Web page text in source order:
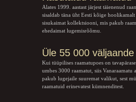
Alates 1999. aastast järjest täienenud
sisaldab täna üht Eesti kõige hoolikamalt
sisukaimat kollektsiooni, mis pakub
ehedaimat lugemisrõõmu.
Üle 55 000 väljaande
Kui tüüpilises raamatupoes on
umbes 3000 raamatut, siis Vanaraamatu
pakub lugejaile suuremat valikut, sest
raamatuid erinevatest kümnenditest.